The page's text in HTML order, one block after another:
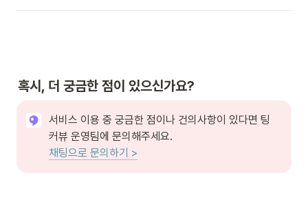
혹시, 더 궁금한 점이 있으신가요?
서비스 이용 중 궁금한 점이나 건의사항이 있다면 팅
채팅으로 문의하기 >